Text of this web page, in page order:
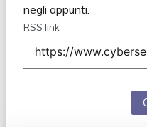
negli appunti.
RSS link